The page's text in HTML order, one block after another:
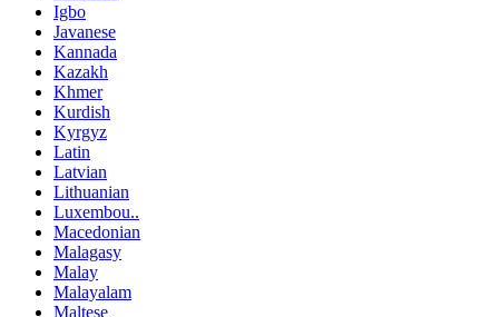
Igbo
Javanese
Kannada
Kazakh
Khmer
Kurdish
Kyrgyz
Latin
Latvian
Lithuanian
Luxembou..
Macedonian
Malagasy
Malay
Malayalam
Maltese